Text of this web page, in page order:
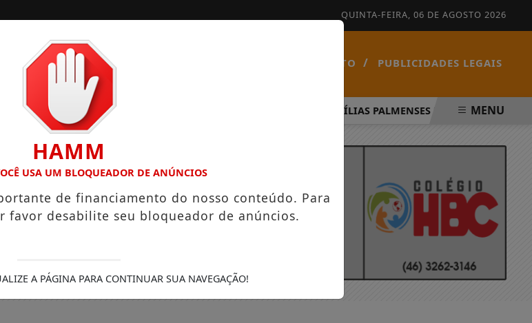
QUINTA-FEIRA, 06 DE AGOSTO 2026
INÍCIO CONTATO / PUBLICIDADES LEGAIS
R$ 3,8 MIL IGREJA DO DIVINO ESPÍRITO SANTO FAMÍLIAS PALMENSES FORAM MENU
HAMM
USA UM BLOQUEADOR DE ANÚNCIOS
de financiamento do nosso conteúdo. Para
favor desabilite seu bloqueador de anúncios.
A PÁGINA PARA CONTINUAR SUA NAVEGAÇÃO!